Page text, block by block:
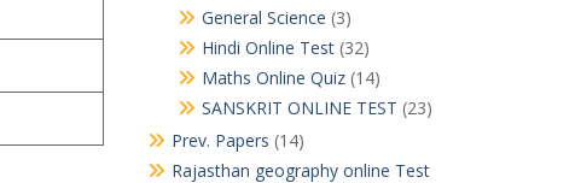
General Science (3)
Hindi Online Test(32)
Maths Online Quiz(14)
SANSKRIT ONLINE TEST (23)
Prev. Papers (14)
Rajasthan geography online Test